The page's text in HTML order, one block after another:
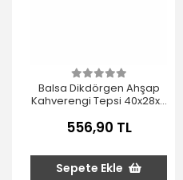
Balsa Dikdörgen Ahşap
Kahverengi Tepsi 40x28x5
556,90 TL
Sepete Ekle